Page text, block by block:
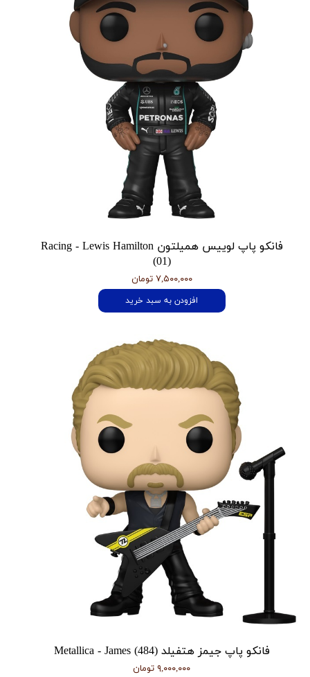
فانکو پاپ لوییس همیلتون Racing - Lewis Hamilton
(01)
۷,۵۰۰,۰۰۰ تومان
افزودن به سبد خرید
فانکو پاپ جیمز هتفیلد Metallica - James (484)
۹,۰۰۰,۰۰۰ تومان